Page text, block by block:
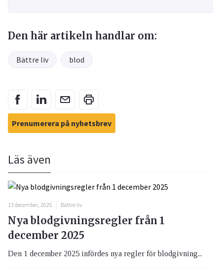
Den här artikeln handlar om:
Bättre liv blod
Prenumerera på nyhetsbrev
Läs även
13 december, 2025 Bättre liv
Nya blodgivningsregler från 1
december 2025
Den 1 december 2025 infördes nya regler för blodgivning...